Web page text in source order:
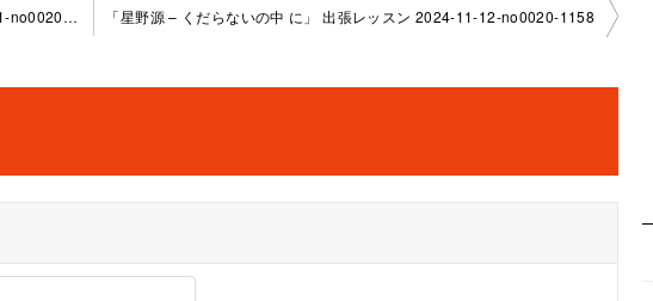
「右手の指弾きの基本テク ニック」 出張レッスン 2024-10- 1-no0020-1158 「星野源 – くだらないの中 に」 出張レッスン 2024-11-12-no0020-1158